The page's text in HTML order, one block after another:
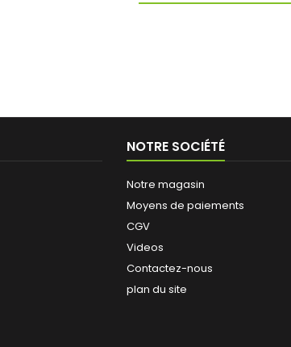
NOTRE SOCIÉTÉ
Notre magasin
Moyens de paiements
CGV
Videos
Contactez-nous
plan du site